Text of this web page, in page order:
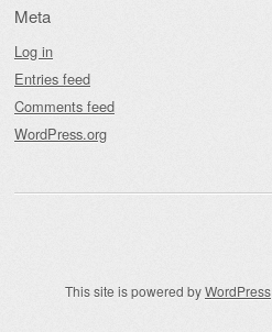
Meta
Log in
Entries feed
Comments feed
WordPress.org
This site is powered byWordPress